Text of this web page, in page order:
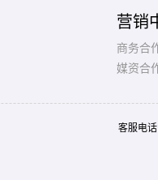
营销
商务合
媒资合
客服电